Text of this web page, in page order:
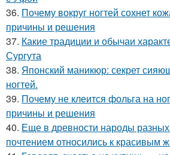
36. Почему вокруг ногтей сохнет
причины и решения
37. Какие традиции и обычаи
Сургута
38. Японский маникюр: секрет
ногтей.
39. Почему не клеится фольга на
причины и решения
40. Еще в древности народы разных
почтением относились к красивым